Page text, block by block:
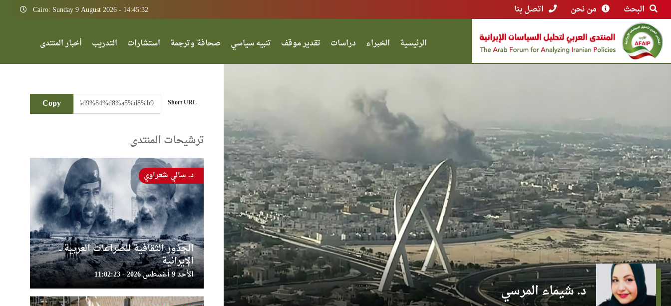
البحث من نحن اتصل بنا Cairo: Sunday 9 August 2026 - 14:45:32
الرئيسية الخبراء دراسات تقدير موقف تنبيه سياسي صحافة وترجمة استشارات التدريب أخبار المنتدى
د. شيماء المرسي
Short URL
Copy
ترشيحات المنتدى
الجذور الثقافية للصراعات العربية ــ
الإيرانية
الأحد 9 أغسطس 2026 - 11:02:23
د. سالي شعراوي